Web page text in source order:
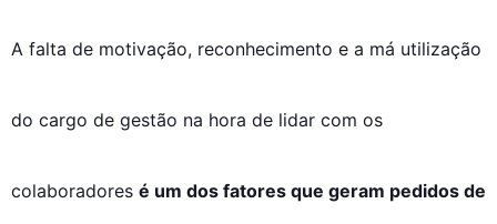
A falta de motivação, reconhecimento e a má utilização
do cargo de gestão na hora de lidar com os
colaboradores é um dos fatores que geram pedidos de